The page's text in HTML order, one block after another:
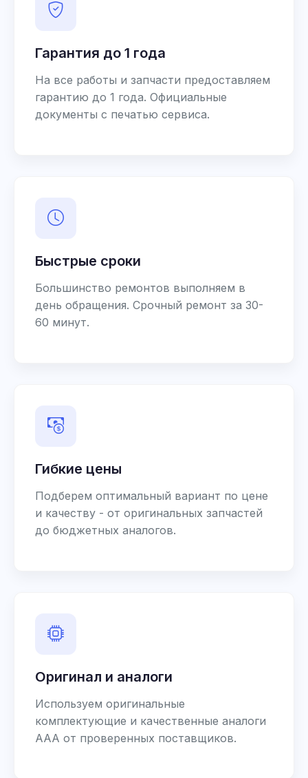
Гарантия до 1 года
На все работы и запчасти предоставляем
гарантию до 1 года. Официальные
документы с печатью сервиса.
Быстрые сроки
Большинство ремонтов выполняем в
день обращения. Срочный ремонт за 30-
60 минут.
Гибкие цены
Подберем оптимальный вариант по цене
и качеству - от оригинальных запчастей
до бюджетных аналогов.
Оригинал и аналоги
Используем оригинальные
комплектующие и качественные аналоги
AAA от проверенных поставщиков.